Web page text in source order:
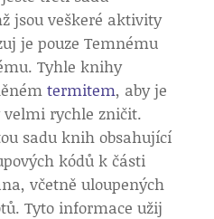
jsou veškeré aktivity
je pouze Temnému
Tyhle knihy
termitem, aby je
velmi rychle zničit.
sadu knih obsahující
kódů k části
včetně uloupených
Tyto informace užij